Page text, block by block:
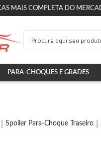
MAIS COMPLETA DO
PARA-CHOQUES E GRADES
Spoiler Para-Choque Traseiro